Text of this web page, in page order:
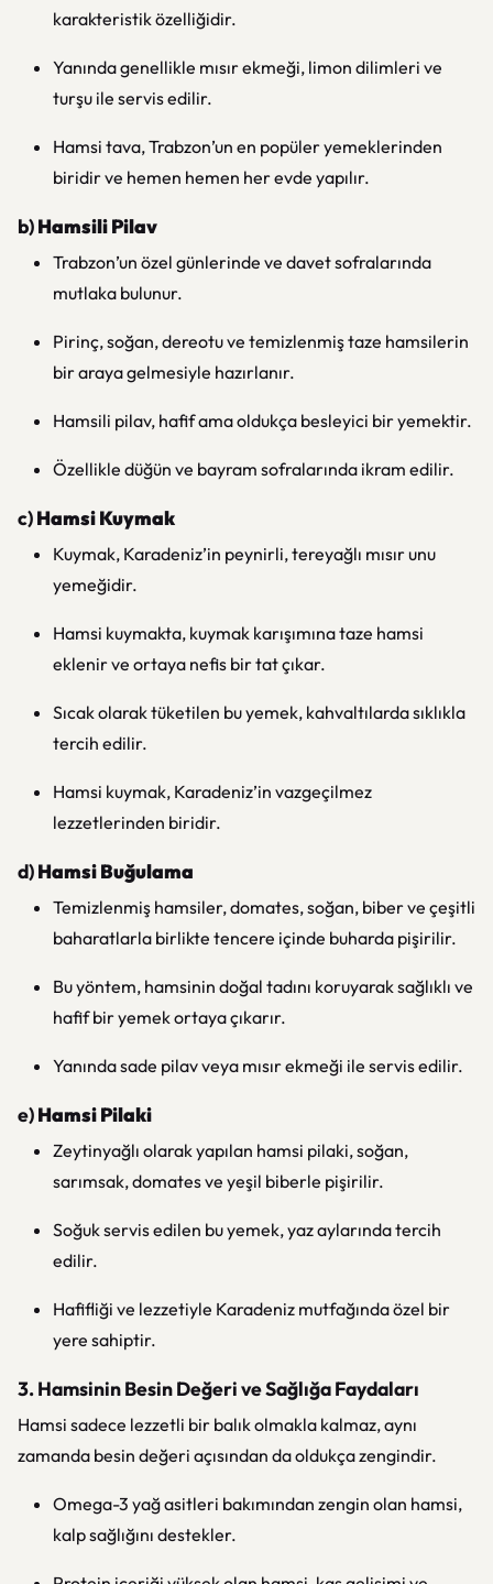
karakteristik özelliğidir.
Yanında genellikle mısır ekmeği, limon dilimleri ve
turşu ile servis edilir.
Hamsi tava, Trabzon’un en popüler yemeklerinden
biridir ve hemen hemen her evde yapılır.
b)Hamsili Pilav
Trabzon’un özel günlerinde ve davet sofralarında
mutlaka bulunur.
Pirinç, soğan, dereotu ve temizlenmiş taze hamsilerin
bir araya gelmesiyle hazırlanır.
Hamsili pilav, hafif ama oldukça besleyici bir yemektir.
Özellikle düğün ve bayram sofralarında ikram edilir.
c)Hamsi Kuymak
Kuymak, Karadeniz’in peynirli, tereyağlı mısır unu
yemeğidir.
Hamsi kuymakta, kuymak karışımına taze hamsi
eklenir ve ortaya nefis bir tat çıkar.
Sıcak olarak tüketilen bu yemek, kahvaltılarda sıklıkla
tercih edilir.
Hamsi kuymak, Karadeniz’in vazgeçilmez
lezzetlerinden biridir.
d)Hamsi Buğulama
Temizlenmiş hamsiler, domates, soğan, biber ve çeşitli
baharatlarla birlikte tencere içinde buharda pişirilir.
Bu yöntem, hamsinin doğal tadını koruyarak sağlıklı ve
hafif bir yemek ortaya çıkarır.
Yanında sade pilav veya mısır ekmeği ile servis edilir.
e)Hamsi Pilaki
Zeytinyağlı olarak yapılan hamsi pilaki, soğan,
sarımsak, domates ve yeşil biberle pişirilir.
Soğuk servis edilen bu yemek, yaz aylarında tercih
edilir.
Hafifliği ve lezzetiyle Karadeniz mutfağında özel bir
yere sahiptir.
3. Hamsinin Besin Değeri ve Sağlığa Faydaları
Hamsi sadece lezzetli bir balık olmakla kalmaz, aynı
zamanda besin değeri açısından da oldukça zengindir.
Omega-3 yağ asitleri bakımından zengin olan hamsi,
kalp sağlığını destekler.